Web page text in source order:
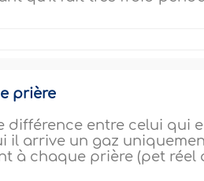
prière
différence entre celui qui
il arrive un gaz
à chaque prière (pet réel